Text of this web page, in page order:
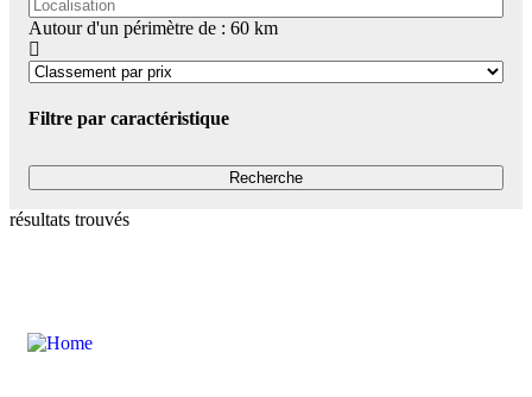
Autour d'un périmètre de : 60 km
Filtre par caractéristique
résultats trouvés